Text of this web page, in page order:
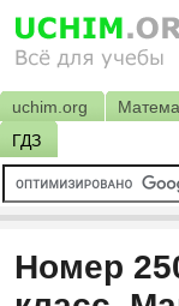
uchim.org
ГДЗ
Номер